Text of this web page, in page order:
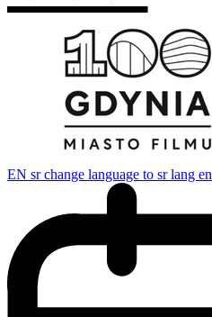
EN sr change language to sr lang en